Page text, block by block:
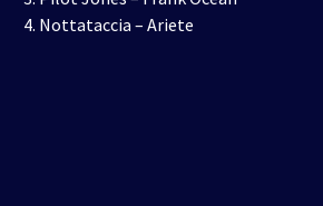
Nottataccia – Ariete